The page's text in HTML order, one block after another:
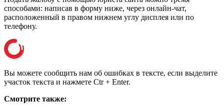
способами: написав в форму ниже, через онлайн-чат,
расположенный в правом нижнем углу дисплея или по
телефону.
Вы можете сообщить нам об ошибках в тексте, если выделите
участок текста и нажмете Ctr + Enter.
Смотрите также: